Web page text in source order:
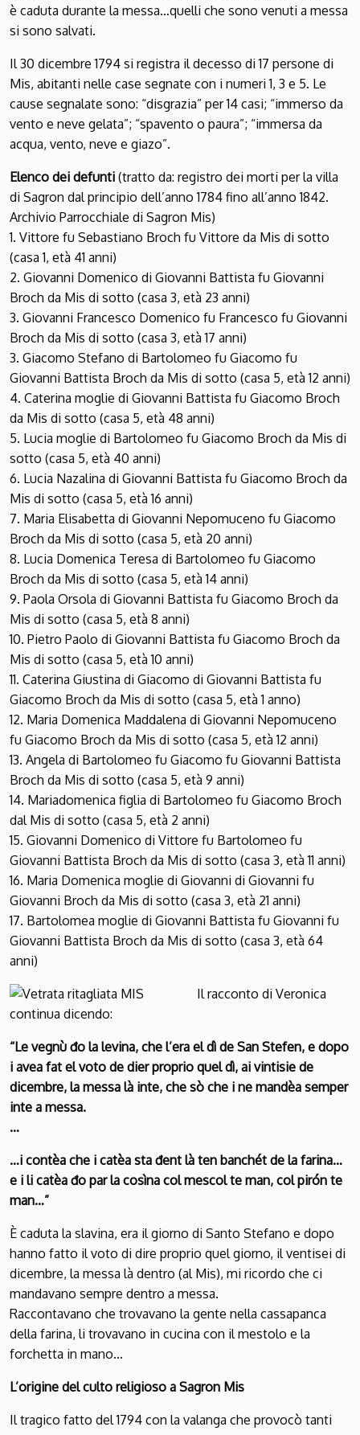
è caduta durante la messa…quelli che sono venuti a messa
si sono salvati.
Il 30 dicembre 1794 si registra il decesso di 17 persone di
Mis, abitanti nelle case segnate con i numeri 1, 3 e 5. Le
cause segnalate sono: “disgrazia” per 14 casi; “immerso da
vento e neve gelata”; “spavento o paura”; “immersa da
acqua, vento, neve e giazo”.
Elenco dei defunti (tratto da: registro dei morti per la villa
di Sagron dal principio dell’anno 1784 fino all’anno 1842.
Archivio Parrocchiale di Sagron Mis)
1. Vittore fu Sebastiano Broch fu Vittore da Mis di sotto
(casa 1, età 41 anni)
2. Giovanni Domenico di Giovanni Battista fu Giovanni
Broch da Mis di sotto (casa 3, età 23 anni)
3. Giovanni Francesco Domenico fu Francesco fu Giovanni
Broch da Mis di sotto (casa 3, età 17 anni)
3. Giacomo Stefano di Bartolomeo fu Giacomo fu
Giovanni Battista Broch da Mis di sotto (casa 5, età 12 anni)
4. Caterina moglie di Giovanni Battista fu Giacomo Broch
da Mis di sotto (casa 5, età 48 anni)
5. Lucia moglie di Bartolomeo fu Giacomo Broch da Mis di
sotto (casa 5, età 40 anni)
6. Lucia Nazalina di Giovanni Battista fu Giacomo Broch da
Mis di sotto (casa 5, età 16 anni)
7. Maria Elisabetta di Giovanni Nepomuceno fu Giacomo
Broch da Mis di sotto (casa 5, età 20 anni)
8. Lucia Domenica Teresa di Bartolomeo fu Giacomo
Broch da Mis di sotto (casa 5, età 14 anni)
9. Paola Orsola di Giovanni Battista fu Giacomo Broch da
Mis di sotto (casa 5, età 8 anni)
10. Pietro Paolo di Giovanni Battista fu Giacomo Broch da
Mis di sotto (casa 5, età 10 anni)
11. Caterina Giustina di Giacomo di Giovanni Battista fu
Giacomo Broch da Mis di sotto (casa 5, età 1 anno)
12. Maria Domenica Maddalena di Giovanni Nepomuceno
fu Giacomo Broch da Mis di sotto (casa 5, età 12 anni)
13. Angela di Bartolomeo fu Giacomo fu Giovanni Battista
Broch da Mis di sotto (casa 5, età 9 anni)
14. Mariadomenica figlia di Bartolomeo fu Giacomo Broch
dal Mis di sotto (casa 5, età 2 anni)
15. Giovanni Domenico di Vittore fu Bartolomeo fu
Giovanni Battista Broch da Mis di sotto (casa 3, età 11 anni)
16. Maria Domenica moglie di Giovanni di Giovanni fu
Giovanni Broch da Mis di sotto (casa 3, età 21 anni)
17. Bartolomea moglie di Giovanni Battista fu Giovanni fu
Giovanni Battista Broch da Mis di sotto (casa 3, età 64
anni)
Il racconto di Veronica
continua dicendo:
“Le vegnù đo la levina, che l’era el dì de San Stefen, e dopo
i avea fat el voto de dier proprio quel dì, ai vintisie de
dicembre, la messa là inte, che sò che i ne mandèa semper
inte a messa.
…
…i contèa che i catèa sta đent là ten banchét de la farina…
e i li catèa đo par la cosìna col mescol te man, col pirón te
man…”
È caduta la slavina, era il giorno di Santo Stefano e dopo
hanno fatto il voto di dire proprio quel giorno, il ventisei di
dicembre, la messa là dentro (al Mis), mi ricordo che ci
mandavano sempre dentro a messa.
Raccontavano che trovavano la gente nella cassapanca
della farina, li trovavano in cucina con il mestolo e la
forchetta in mano…
L’origine del culto religioso a Sagron Mis
Il tragico fatto del 1794 con la valanga che provocò tanti